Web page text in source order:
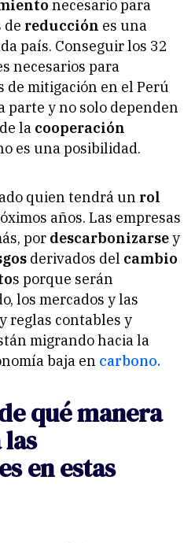
necesario para
de reducción es una
país. Conseguir los 32
necesarios para
de mitigación en el Perú
parte y no solo dependen
la cooperación
es una posibilidad.
quien tendrá un rol
años. Las empresas
por descarbonizarsey
derivados del cambio
s porque serán
los mercados y las
reglas contables y
migrando hacia la
baja en carbono.
qué manera
en estas